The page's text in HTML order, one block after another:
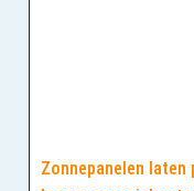
Zonnepanelen